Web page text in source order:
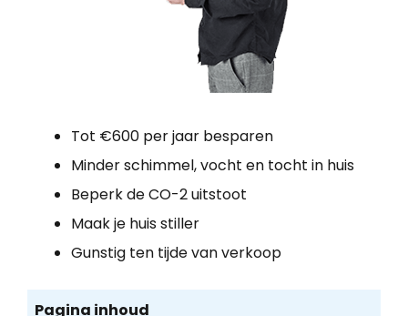
Tot €600 per jaar besparen
Minder schimmel, vocht en tocht in huis
Beperk de CO-2 uitstoot
Maak je huis stiller
Gunstig ten tijde van verkoop
Pagina inhoud